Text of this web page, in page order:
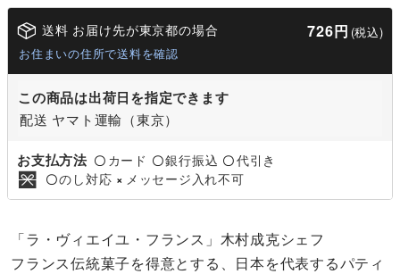
送料 お届け先が東京都の場合 726円 (税込)
お住まいの住所で送料を確認
この商品は出荷日を指定できます
配送 ヤマト運輸（東京）
お支払方法 〇 カード 〇銀行振込 〇代引き
〇のし対応 × メッセージ入れ不可
「ラ・ヴィエイユ・フランス」木村成克シェフ
フランス伝統菓子を得意とする、日本を代表するパティ